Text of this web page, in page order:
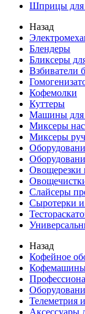
Шприцы для
Назад
Блендеры
Бликсеры
Взбиватели
Кофемолки
Куттеры
Машины для
Миксеры
Миксеры
Овощерезки
Слайсеры
Сыротерки и
Назад
Кофейное
Кофемашины
Телеметрия
Аксессуары